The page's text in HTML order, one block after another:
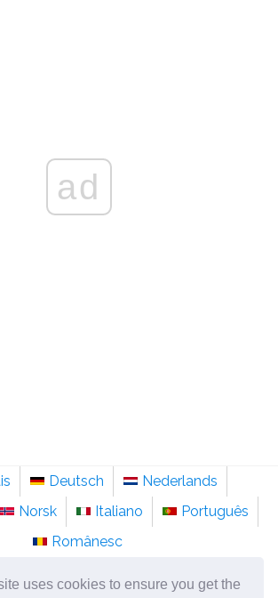
uses cookies to ensure you get the
ad
Deutsch
Nederlands
Norsk Italiano
Português
Românesc
no.sainte-anastasie.org